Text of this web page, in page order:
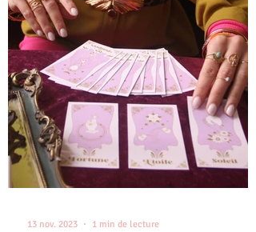
13 nov. 2023 1 min de lecture